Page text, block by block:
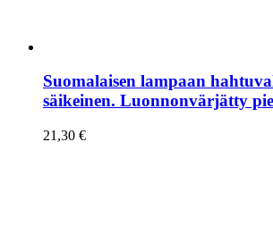
Suomalaisen lampaan
säikeinen. Luonnonvärjätty
21,30 €